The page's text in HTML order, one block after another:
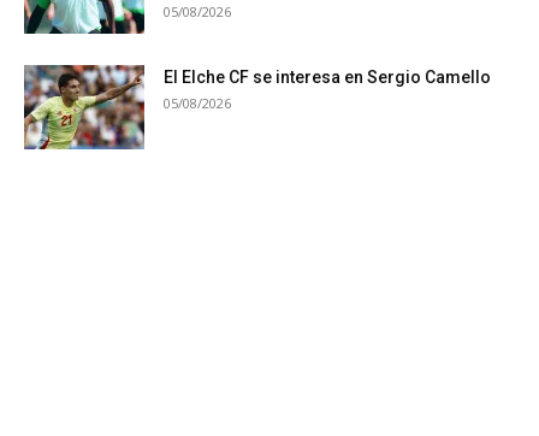
05/08/2026
El Elche CF se interesa en Sergio Camello
05/08/2026